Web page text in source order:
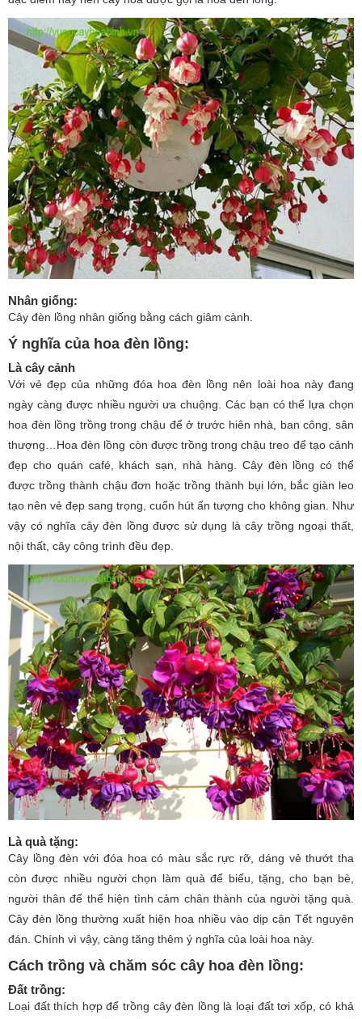
Nhân giống:
Cây đèn lồng nhân giống bằng cách giâm cành.
Ý nghĩa của hoa đèn lồng:
Là cây cảnh
Với vẻ đẹp của những đóa hoa đèn lồng nên loài hoa này đang
ngày càng được nhiều người ưa chuộng. Các bạn có thể lựa chọn
hoa đèn lồng trồng trong chậu để ở trước hiên nhà, ban công, sân
thượng…Hoa đèn lồng còn được trồng trong chậu treo để tạo cảnh
đẹp cho quán café, khách sạn, nhà hàng. Cây đèn lồng có thể
được trồng thành chậu đơn hoặc trồng thành bụi lớn, bắc giàn leo
tạo nên vẻ đẹp sang trọng, cuốn hút ấn tượng cho không gian. Như
vậy có nghĩa cây đèn lồng được sử dụng là cây trồng ngoại thất,
nội thất, cây công trình đều đẹp.
Là quà tặng:
Cây lồng đèn với đóa hoa có màu sắc rực rỡ, dáng vẻ thướt tha
còn được nhiều người chọn làm quà để biếu, tặng, cho bạn bè,
người thân để thể hiện tình cảm chân thành của người tặng quà.
Cây đèn lồng thường xuất hiện hoa nhiều vào dịp cận Tết nguyên
đán. Chính vì vậy, càng tăng thêm ý nghĩa của loài hoa này.
Cách trồng và chăm sóc cây hoa đèn lồng:
Đất trồng:
Loại đất thích hợp để trồng cây đèn lồng là loại đất tơi xốp, có khả